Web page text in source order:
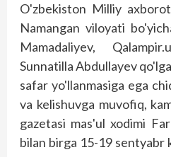
O'zbekiston Milliy
Namangan viloyati
Mamadaliyev,
Sunnatilla Abdullayev
safar yo'llanmasiga ega
va kelishuvga muvofiq,
gazetasi mas'ul xodimi
bilan birga 15-19 sentyabr